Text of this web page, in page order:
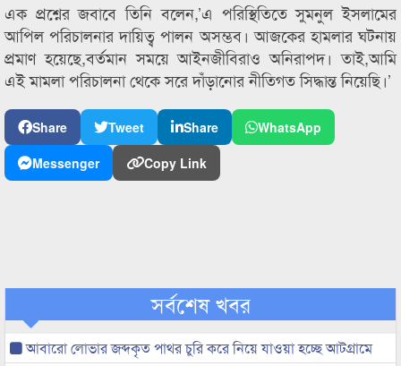
এক প্রশ্নের জবাবে তিনি বলেন,’এ পরিস্থিতিতে সুমনুল ইসলামের
আপিল পরিচালনার দায়িত্ব পালন অসম্ভব। আজকের হামলার ঘটনায়
প্রমাণ হয়েছে,বর্তমান সময়ে আইনজীবিরাও অনিরাপদ। তাই,আমি
এই মামলা পরিচালনা থেকে সরে দাঁড়ানোর নীতিগত সিদ্ধান্ত নিয়েছি।’
Share Tweet Share
WhatsApp
Messenger
Copy Link
সর্বশেষ খবর
আবারো লোভার জব্দকৃত পাথর চুরি করে নিয়ে যাওয়া হচ্ছে আটগ্রামে